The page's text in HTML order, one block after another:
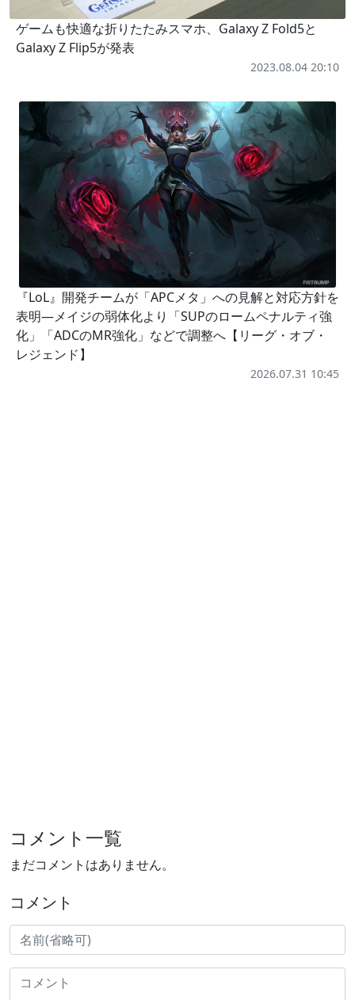
ゲームも快適な折りたたみスマホ、Galaxy Z Fold5と
Galaxy Z Flip5が発表
2023.08.04 20:10
『LoL』開発チームが「APCメタ」への見解と対応方針を
表明―メイジの弱体化より「SUPのロームペナルティ強
化」「ADCのMR強化」などで調整へ【リーグ・オブ・
レジェンド】
2026.07.31 10:45
コメント一覧
まだコメントはありません。
コメント